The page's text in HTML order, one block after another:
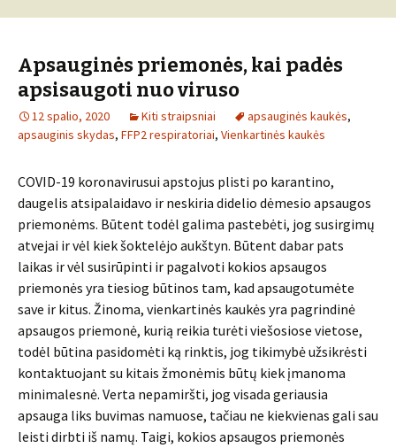
Apsauginės priemonės, kai padės
apsisaugoti nuo viruso
12 spalio, 2020 Kiti straipsniai apsauginės kaukės,
apsauginis skydas, FFP2 respiratoriai, Vienkartinės kaukės
COVID-19 koronavirusui apstojus plisti po karantino,
daugelis atsipalaidavo ir neskiria didelio dėmesio apsaugos
priemonėms. Būtent todėl galima pastebėti, jog susirgimų
atvejai ir vėl kiek šoktelėjo aukštyn. Būtent dabar pats
laikas ir vėl susirūpinti ir pagalvoti kokios apsaugos
priemonės yra tiesiog būtinos tam, kad apsaugotumėte
save ir kitus. Žinoma, vienkartinės kaukės yra pagrindinė
apsaugos priemonė, kurią reikia turėti viešosiose vietose,
todėl būtina pasidomėti ką rinktis, jog tikimybė užsikrėsti
kontaktuojant su kitais žmonėmis būtų kiek įmanoma
minimalesnė. Verta nepamiršti, jog visada geriausia
apsauga liks buvimas namuose, tačiau ne kiekvienas gali sau
leisti dirbti iš namų. Taigi, kokios apsaugos priemonės